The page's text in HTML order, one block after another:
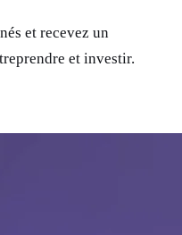
et recevez un
et investir.